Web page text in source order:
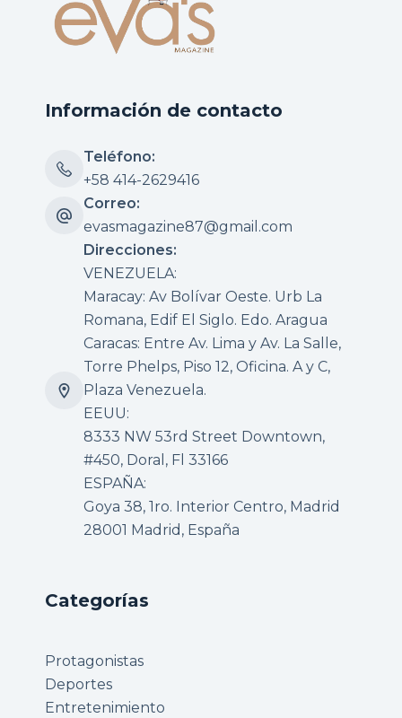
Información de contacto
Teléfono:
+58 414-2629416
Correo:
evasmagazine87@gmail.com
Direcciones:
VENEZUELA:
Maracay: Av Bolívar Oeste. Urb La
Romana, Edif El Siglo. Edo. Aragua
Caracas: Entre Av. Lima y Av. La Salle,
Torre Phelps, Piso 12, Oficina. A y C,
Plaza Venezuela.
EEUU:
8333 NW 53rd Street Downtown,
#450, Doral, Fl 33166
ESPAÑA:
Goya 38, 1ro. Interior Centro, Madrid
28001 Madrid, España
Categorías
Protagonistas
Deportes
Entretenimiento